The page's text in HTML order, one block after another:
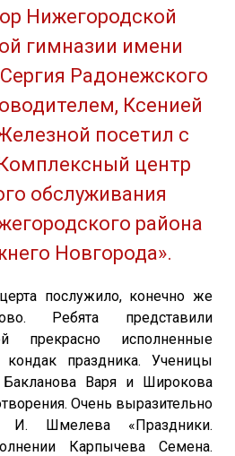
Нижегородской
гимназии имени
Радонежского
Ксенией
посетил с
центр
обслуживания
района
Новгорода».
послужило, конечно же
Ребята представили
прекрасно исполненные
праздника. Ученицы
Бакланова Варя и Широкова
Очень выразительно
И. Шмелева «Праздники.
Карпычева Семена.